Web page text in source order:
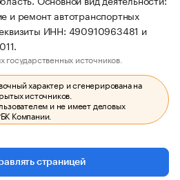
и ремонт автотранспортных
ИНН: 490910963481 и
источников.
характер и сгенерирована на
источников.
и не имеет деловых
Компании.
страницей